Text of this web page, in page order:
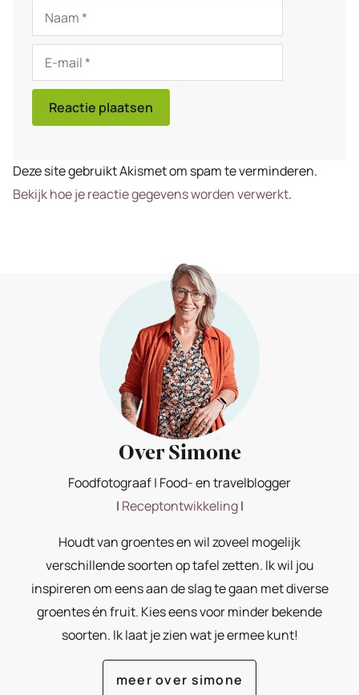
Naam
mail
Deze site gebruikt Akismet om spam te verminderen.
Bekijk hoe je reactie gegevens worden verwerkt.
Over Simone
Foodfotograaf | Food- en travelblogger
| Receptontwikkeling|
Houdt van groentes en wil zoveel mogelijk
verschillende soorten op tafel zetten. Ik wil jou
inspireren om eens aan de slag te gaan met diverse
groentes én fruit. Kies eens voor minder bekende
soorten. Ik laat je zien wat je ermee kunt!
meer over simone